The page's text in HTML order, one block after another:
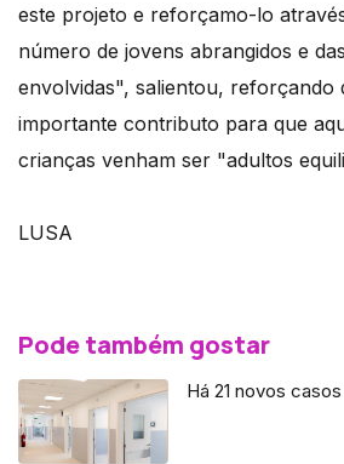
este projeto e reforçamo-lo
número de jovens abrangidos e
envolvidas", salientou, reforçando
importante contributo para que
crianças venham ser "adultos
LUSA
Pode também gostar
Há 21 novos